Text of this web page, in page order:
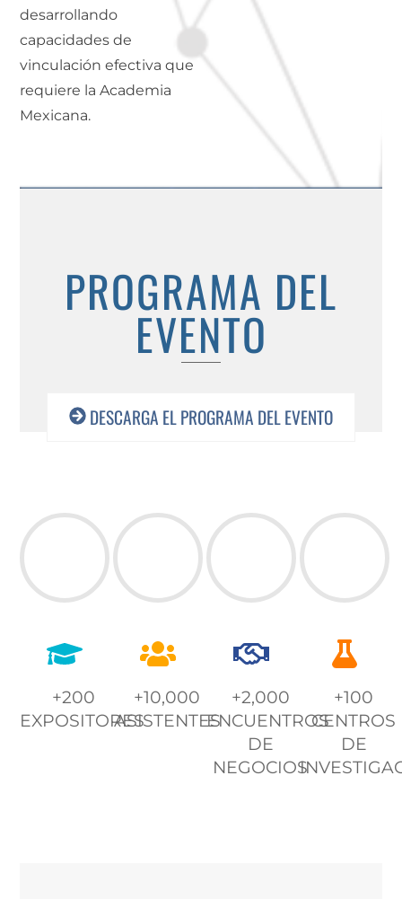
desarrollando
capacidades de
vinculación efectiva que
requiere la Academia
Mexicana.
PROGRAMA DEL
EVENTO
DESCARGA EL PROGRAMA DEL EVENTO
+200
EXPOSITORES
+10,000
ASISTENTES
+2,000
ENCUENTROS
DE
NEGOCIOS
+100
CENTROS
DE